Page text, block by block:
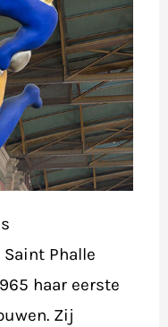
Phalle
haar eerste
Zij